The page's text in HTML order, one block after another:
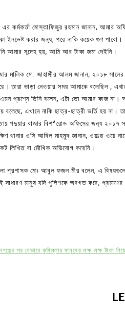
কর্মকর্তা মোস্তাফিজুর রহমান জানান, আমার
ইনভেষ্ট করার জন্য, পরে নাকি কয়েক গুণ
আমার সন্দেহ হয়, আমি আর টাকা জমা দেইনি।
মালিক মো. জাহাঙ্গীর আলম জানান, ২০১৮
তারা ভাড়া নেওয়ার সময় আমাকে বলেছিল ,
প্রশ্নে তিনি বলেন, এটা তো আমার কাজ না।
বলেছে, এখানে নাকি ছাত্র-ছাত্রী ভর্তি হয় না।
পদুয়ার বাজার বিশ^রোড অফিসের জন্য ২০১৭
থানার ওসি আদিল মাহমুদ জানান, ওয়াল্ড ওয়ে
লিখিত বা মৌখিক অভিযোগ করেনি।
প্রশাসক মোঃ আবুল ফজল মীর বলেন, এ
সাধারণ মানুষ যদি পুলিশকে অবগত করে,
পর যেভাবে কুমিল্লার মানুষের লক্ষ লক্ষ টাকা